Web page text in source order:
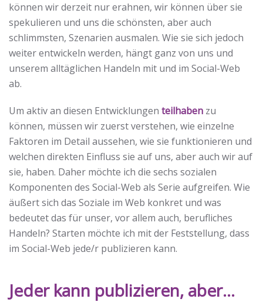
können wir derzeit nur erahnen, wir können über sie
spekulieren und uns die schönsten, aber auch
schlimmsten, Szenarien ausmalen. Wie sie sich jedoch
weiter entwickeln werden, hängt ganz von uns und
unserem alltäglichen Handeln mit und im Social-Web
ab.
Um aktiv an diesen Entwicklungen teilhaben zu
können, müssen wir zuerst verstehen, wie einzelne
Faktoren im Detail aussehen, wie sie funktionieren und
welchen direkten Einfluss sie auf uns, aber auch wir auf
sie, haben. Daher möchte ich die sechs sozialen
Komponenten des Social-Web als Serie aufgreifen. Wie
äußert sich das Soziale im Web konkret und was
bedeutet das für unser, vor allem auch, berufliches
Handeln? Starten möchte ich mit der Feststellung, dass
im Social-Web jede/r publizieren kann.
Jeder kann publizieren, aber…